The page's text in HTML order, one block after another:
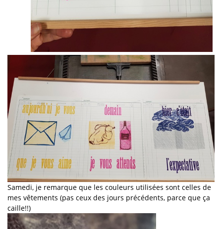
Samedi, je remarque que les couleurs utilisées sont celles de
mes vêtements (pas ceux des jours précédents, parce que ça
caille!!)